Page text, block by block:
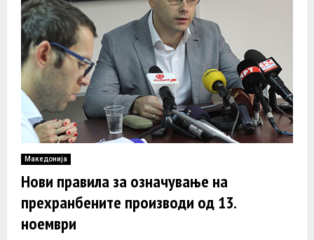
Македонија
Нови правила за означување на
прехранбените производи од 13.
ноември